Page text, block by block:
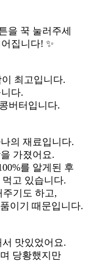
을 꾹 눌러주세
집니다! ✨
최고입니다.
다.
버터입니다.
의 재료입니다.
가졌어요.
를 알게된 후
고 있습니다.
주기도 하고,
이기 때문입니다.
맛있었어요.
당황했지만